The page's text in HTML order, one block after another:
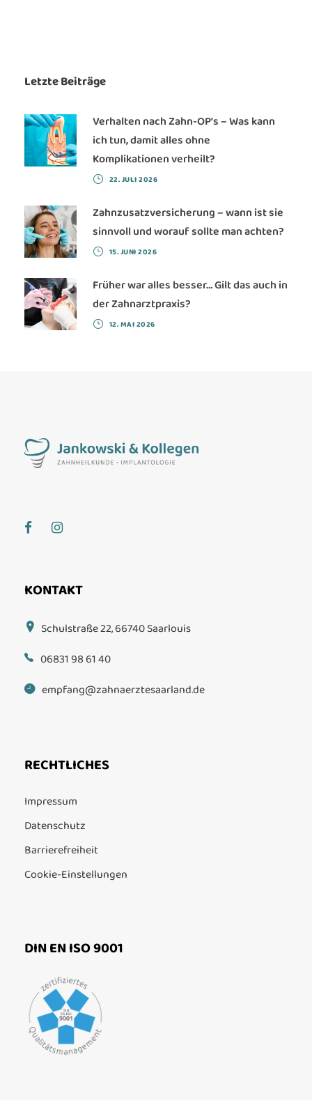
Letzte Beiträge
Verhalten nach Zahn-OP’s – Was kann
ich tun, damit alles ohne
Komplikationen verheilt?
22. JULI 2026
Zahnzusatzversicherung – wann ist sie
sinnvoll und worauf sollte man achten?
15. JUNI 2026
Früher war alles besser… Gilt das auch in
der Zahnarztpraxis?
12. MAI 2026
KONTAKT
Schulstraße 22, 66740 Saarlouis
06831 98 61 40
empfang@zahnaerztesaarland.de
RECHTLICHES
Impressum
Datenschutz
Barrierefreiheit
Cookie-Einstellungen
DIN EN ISO 9001